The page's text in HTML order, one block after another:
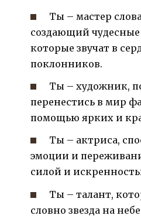
Ты – мастер
создающий
которые звучат в
поклонников.
Ты – художник,
перенестись в мир
помощью ярких и
Ты – актриса,
эмоции и
силой и
Ты – талант,
словно звезда на